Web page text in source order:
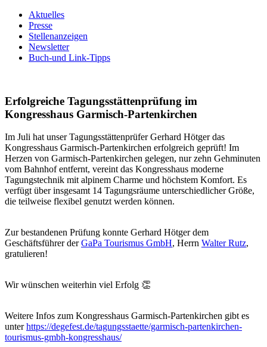
Aktuelles
Presse
Stellenanzeigen
Newsletter
Buch-und Link-Tipps
Erfolgreiche Tagungsstättenprüfung im
Kongresshaus Garmisch-Partenkirchen
Im Juli hat unser Tagungsstättenprüfer Gerhard Hötger das
Kongresshaus Garmisch-Partenkirchen erfolgreich geprüft! Im
Herzen von Garmisch-Partenkirchen gelegen, nur zehn Gehminuten
vom Bahnhof entfernt, vereint das Kongresshaus moderne
Tagungstechnik mit alpinem Charme und höchstem Komfort. Es
verfügt über insgesamt 14 Tagungsräume unterschiedlicher Größe,
die teilweise flexibel genutzt werden können.
Zur bestandenen Prüfung konnte Gerhard Hötger dem
Geschäftsführer derGaPa Tourismus GmbH, Herrn Walter Rutz,
gratulieren!
Wir wünschen weiterhin viel Erfolg 👏
Weitere Infos zum Kongresshaus Garmisch-Partenkirchen gibt es
unterhttps://degefest.de/tagungsstaette/garmisch-partenkirchen-
tourismus-gmbh-kongresshaus/